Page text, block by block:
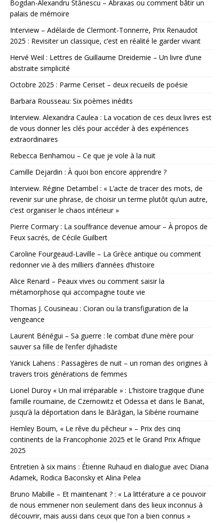
Bogdan-Alexandru Stănescu – Abraxas ou comment bâtir un
palais de mémoire
Interview – Adélaïde de Clermont-Tonnerre, Prix Renaudot
2025 : Revisiter un classique, c’est en réalité le garder vivant
Hervé Weil : Lettres de Guillaume Dreidemie – Un livre d’une
abstraite simplicité
Octobre 2025 : Parme Ceriset – deux recueils de poésie
Barbara Rousseau: Six poèmes inédits
Interview. Alexandra Caulea : La vocation de ces deux livres est
de vous donner les clés pour accéder à des expériences
extraordinaires
Rebecca Benhamou – Ce que je vole à la nuit
Camille Dejardin : À quoi bon encore apprendre ?
Interview. Régine Detambel : « L’acte de tracer des mots, de
revenir sur une phrase, de choisir un terme plutôt qu’un autre,
c’est organiser le chaos intérieur »
Pierre Cormary : La souffrance devenue amour – À propos de
Feux sacrés, de Cécile Guilbert
Caroline Fourgeaud-Laville – La Grèce antique ou comment
redonner vie à des milliers d’années d’histoire
Alice Renard – Peaux vives ou comment saisir la
métamorphose qui accompagne toute vie
Thomas J. Cousineau : Cioran ou la transfiguration de la
vengeance
Laurent Bénégui – Sa guerre : le combat d’une mère pour
sauver sa fille de l’enfer djihadiste
Yanick Lahens : Passagères de nuit – un roman des origines à
travers trois générations de femmes
Lionel Duroy « Un mal irréparable » : L’histoire tragique d’une
famille roumaine, de Czernowitz et Odessa et dans le Banat,
jusqu’à la déportation dans le Bărăgan, la Sibérie roumaine
Hemley Boum, « Le rêve du pêcheur » – Prix des cinq
continents de la Francophonie 2025 et le Grand Prix Afrique
2025
Entretien à six mains : Étienne Ruhaud en dialogue avec Diana
Adamek, Rodica Baconsky et Alina Pelea
Bruno Mabille – Et maintenant ? : « La littérature a ce pouvoir
de nous emmener non seulement dans des lieux inconnus à
découvrir, mais aussi dans ceux que l’on a bien connus »